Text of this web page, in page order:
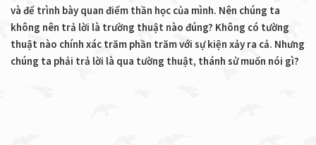
và để trình bày quan điểm thần học của mình. Nên chúng ta
không nên trả lời là trường thuật nào đúng? Không có tường
thuật nào chính xác trăm phần trăm với sự kiện xảy ra cả. Nhưng
chúng ta phải trả lời là qua tường thuật, thánh sử muốn nói gì?